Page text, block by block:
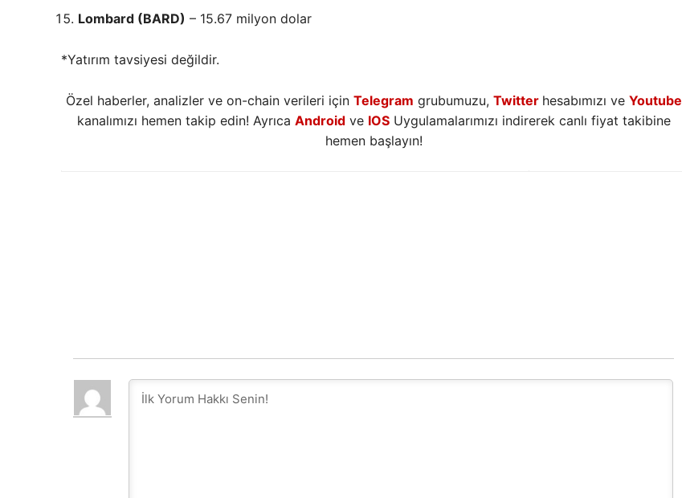
Lombard (BARD) – 15.67 milyon dolar
*Yatırım tavsiyesi değildir.
Özel haberler, analizler ve on-chain verileri için Telegram grubumuzu, Twitter hesabımızı ve Youtube
kanalımızı hemen takip edin! Ayrıca Androidve IOSUygulamalarımızı indirerek canlı fiyat takibine
hemen başlayın!